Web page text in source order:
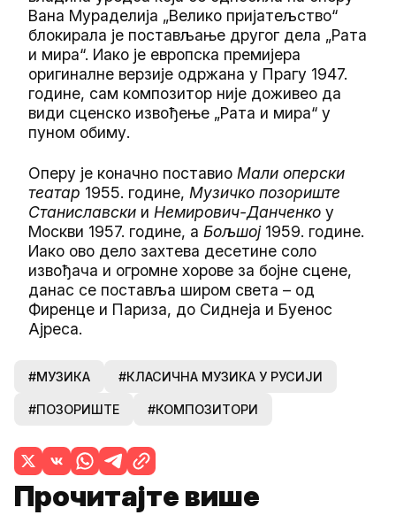
Вана Мураделија „Велико пријатељство“
блокирала је постављање другог дела „Рата
и мира“. Иако је европска премијера
оригиналне верзије одржана у Прагу 1947.
године, сам композитор није доживео да
види сценско извођење „Рата и мира“ у
пуном обиму.
Оперу је коначно поставио Мали оперски
театар 1955. године, Музичко позориште
Станиславски и Немирович-Данченко у
Москви 1957. године, а Бољшој1959. године.
Иако ово дело захтева десетине соло
извођача и огромне хорове за бојне сцене,
данас се поставља широм света – од
Фиренце и Париза, до Сиднеја и Буенос
Ајреса.
#МУЗИКА #КЛАСИЧНА МУЗИКА У РУСИЈИ
#ПОЗОРИШТЕ #КОМПОЗИТОРИ
Прочитајте више